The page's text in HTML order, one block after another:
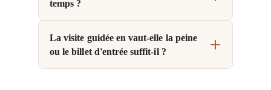
temps ?
La visite guidée en vaut-elle la peine
ou le billet d'entrée suffit-il ?